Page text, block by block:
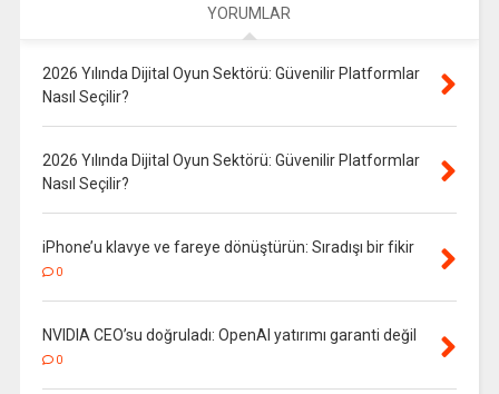
YORUMLAR
2026 Yılında Dijital Oyun Sektörü: Güvenilir Platformlar
Nasıl Seçilir?
2026 Yılında Dijital Oyun Sektörü: Güvenilir Platformlar
Nasıl Seçilir?
iPhone’u klavye ve fareye dönüştürün: Sıradışı bir fikir
0
NVIDIA CEO’su doğruladı: OpenAI yatırımı garanti değil
0